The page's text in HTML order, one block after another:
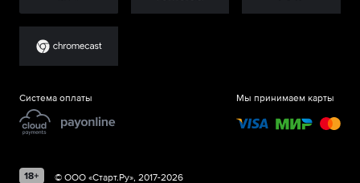
Система оплаты Мы принимаем карты
© ООО «Старт.Ру», 2017-2026